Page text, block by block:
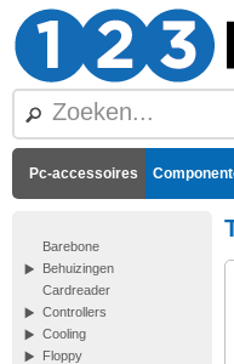
Pc-accessoires
Barebone
Behuizingen
Cardreader
Controllers
Cooling
Floppy